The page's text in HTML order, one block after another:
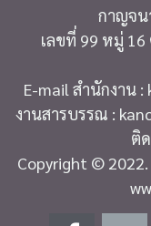
กาญจน
เลขที่ 99 หมู่ 16
E-mail สำนักงาน :
งานสารบรรณ :
ติ
Copyright © 2022.